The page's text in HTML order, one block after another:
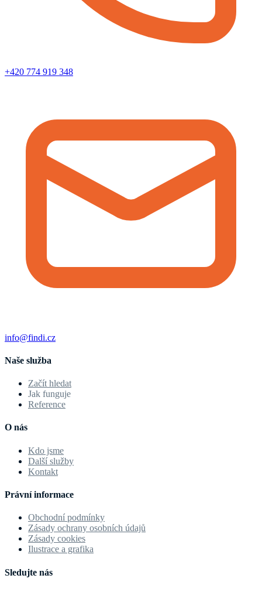
+420 774 919 348
info@findi.cz
Naše služba
Začít hledat
Jak funguje
Reference
O nás
Kdo jsme
Další služby
Kontakt
Právní informace
Obchodní podmínky
Zásady ochrany osobních údajů
Zásady cookies
Ilustrace a grafika
Sledujte nás